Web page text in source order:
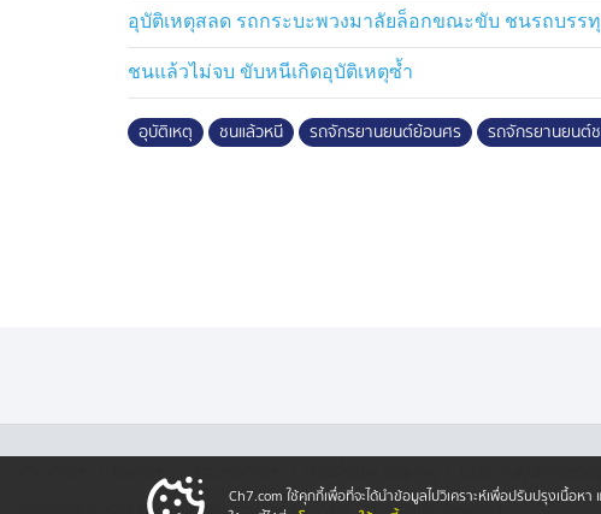
อุบัติเหตุสลด รถกระบะพวงมาลัยล็อกขณะขับ ชนรถบรรทุ
ชนแล้วไม่จบ ขับหนีเกิดอุบัติเหตุซ้ำ
อุบัติเหตุ ชนแล้วหนี รถจักรยานยนต์ย้อนศร รถจักรยานยนต์
Copyright © 2026 Bangkok Broadcasting & T.V. Co.,Ltd. All rights reserved
Ch7.com ใช้คุกกี้เพื่อที่จะได้นำข้อมูลไปวิเคราะห์เพื่อปรับปรุงเนื้อ